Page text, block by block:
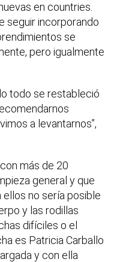
en countries.
seguir incorporando
se
pero igualmente
todo se restableció
a levantarnos”,
más de 20
general y que
ellos no sería posible
y las rodillas
difíciles o el
es Patricia Carballo
y con ella